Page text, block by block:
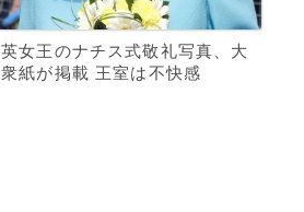
英女王のナチス式敬礼写真、大
衆紙が掲載 王室は不快感